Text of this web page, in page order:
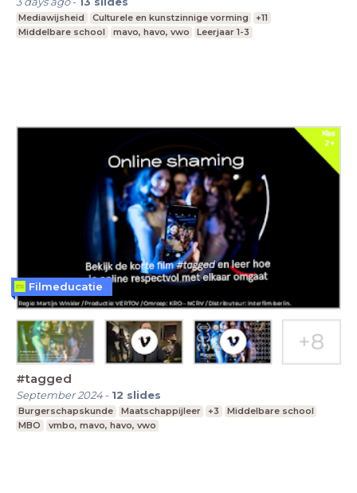
Mediawijsheid Culturele en kunstzinnige vorming
+11
Middelbare school
mavo, havo, vwo Leerjaar 1-3
#tagged
September 2024- 12 slides
Burgerschapskunde Maatschappijleer +3
Middelbare school
MBO
vmbo, mavo, havo, vwo
Filmeducatie